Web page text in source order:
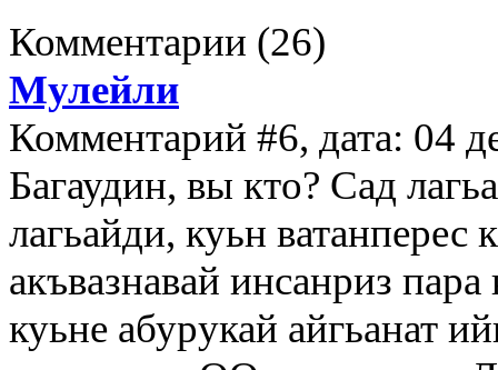
Комментарии (26)
Мулейли
Комментарий #6, дата: 04
Багаудин, вы кто? Сад
лагьайди, куьн
акъвазнавай инсанриз
куьне абурукай айгьанат